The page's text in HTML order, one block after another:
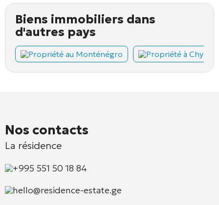
Biens immobiliers dans
d'autres pays
Propriété au Monténégro Propriété à Chypre
Nos contacts
La résidence
+995 551 50 18 84
hello@residence-estate.ge